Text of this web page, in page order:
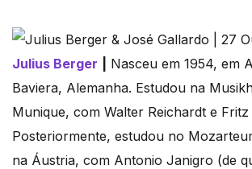
Julius Berger
Nasceu em 1954, em
Baviera, Alemanha. Estudou na
Munique, com Walter Reichardt e Fritz
Posteriormente, estudou no
na Áustria, com Antonio Janigro (de